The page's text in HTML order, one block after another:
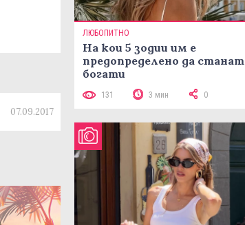
07.09.2017
ЛЮБОПИТНО
На кои 5 зодии им е
предопределено да станат
богати
131 3 мин 0